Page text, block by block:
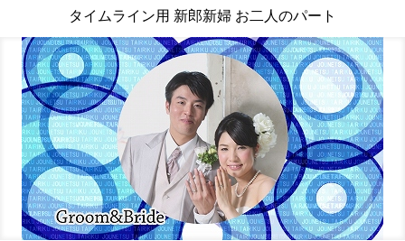
タイムライン用 新郎新婦 お二人のパート